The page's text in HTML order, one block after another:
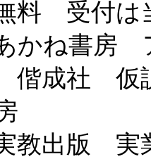
料 受付は
かね書房
偕成社
実業